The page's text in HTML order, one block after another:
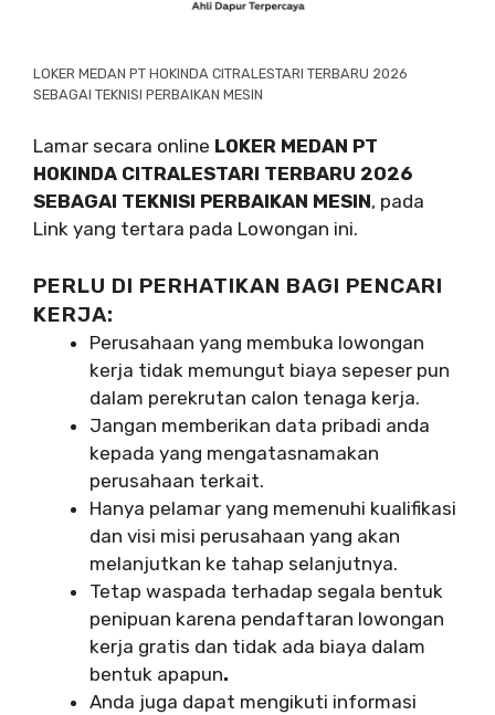
LOKER MEDAN PT HOKINDA CITRALESTARI TERBARU 2026
SEBAGAI TEKNISI PERBAIKAN MESIN
Lamar secara online LOKER MEDAN PT
HOKINDA CITRALESTARI TERBARU 2026
SEBAGAI TEKNISI PERBAIKAN MESIN, pada
Link yang tertara pada Lowongan ini.
PERLU DI PERHATIKAN BAGI PENCARI
KERJA:
Perusahaan yang membuka lowongan
kerja tidak memungut biaya sepeser pun
dalam perekrutan calon tenaga kerja.
Jangan memberikan data pribadi anda
kepada yang mengatasnamakan
perusahaan terkait.
Hanya pelamar yang memenuhi kualifikasi
dan visi misi perusahaan yang akan
melanjutkan ke tahap selanjutnya.
Tetap waspada terhadap segala bentuk
penipuan karena pendaftaran lowongan
kerja gratis dan tidak ada biaya dalam
bentuk apapun.
Anda juga dapat mengikuti informasi